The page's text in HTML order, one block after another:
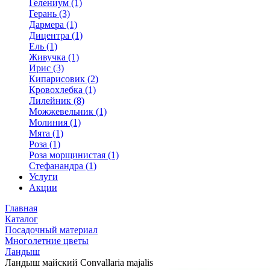
Гелениум (1)
Герань (3)
Дармера (1)
Дицентра (1)
Ель (1)
Живучка (1)
Ирис (3)
Кипарисовик (2)
Кровохлебка (1)
Лилейник (8)
Можжевельник (1)
Молиния (1)
Мята (1)
Роза (1)
Роза морщинистая (1)
Стефанандра (1)
Услуги
Акции
Главная
Каталог
Посадочный материал
Многолетние цветы
Ландыш
Ландыш майский Convallaria majalis